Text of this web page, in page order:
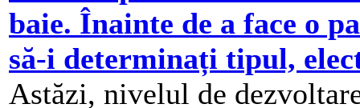
baie. Înainte de a face o
să-i determinați tipul,
Astăzi, nivelul de